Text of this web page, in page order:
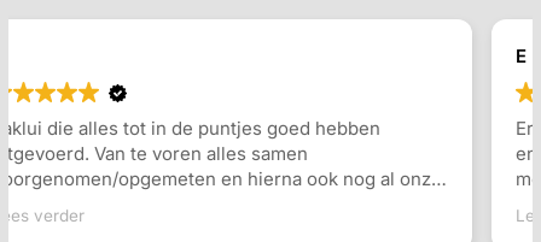
Erg tevreden over het geleverde dakkapel. Inmeten
en plaatsing ging erg vlot, en er werd goed
meegedacht over de indeling en de keuzes die
gemaakt konden worden. Communicatie ging goed
en snel antwoord op vragen. Ook de monteurs waren
Lees verder